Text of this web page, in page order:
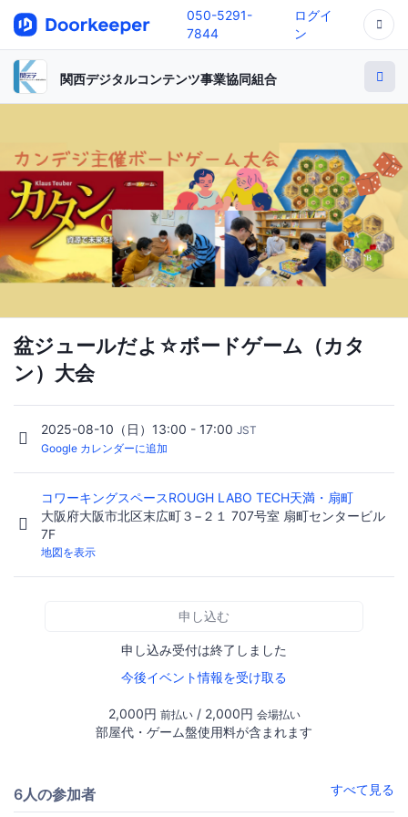
050-5291-
7844
ログイ
ン
関西デジタルコンテンツ事業協同組合
盆ジュールだよ☆ボードゲーム（カタ
ン）大会
2025-08-10（日）13:00 - 17:00 JST
Google カレンダーに追加
コワーキングスペースROUGH LABO TECH天満・扇町
大阪府大阪市北区末広町３−２１ 707号室 扇町センタービル
7F
地図を表示
申し込む
申し込み受付は終了しました
今後イベント情報を受け取る
2,000円 前払い/ 2,000円 会場払い
部屋代・ゲーム盤使用料が含まれます
6人の参加者 すべて見る